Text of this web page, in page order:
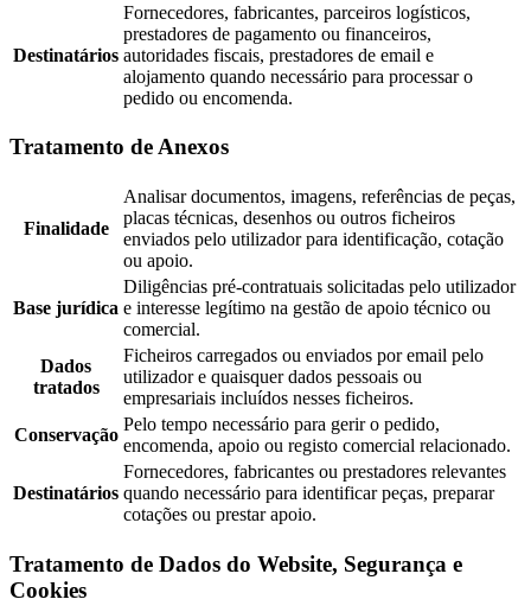
Destinatários
Fornecedores, fabricantes, parceiros logísticos,
prestadores de pagamento ou financeiros,
autoridades fiscais, prestadores de email e
alojamento quando necessário para processar o
pedido ou encomenda.
Tratamento de Anexos
Finalidade
Analisar documentos, imagens, referências de peças,
placas técnicas, desenhos ou outros ficheiros
enviados pelo utilizador para identificação, cotação
ou apoio.
Base jurídica
Diligências pré-contratuais solicitadas pelo utilizador
e interesse legítimo na gestão de apoio técnico ou
comercial.
Dados
tratados
Ficheiros carregados ou enviados por email pelo
utilizador e quaisquer dados pessoais ou
empresariais incluídos nesses ficheiros.
Conservação
Pelo tempo necessário para gerir o pedido,
encomenda, apoio ou registo comercial relacionado.
Destinatários
Fornecedores, fabricantes ou prestadores relevantes
quando necessário para identificar peças, preparar
cotações ou prestar apoio.
Tratamento de Dados do Website, Segurança e
Cookies